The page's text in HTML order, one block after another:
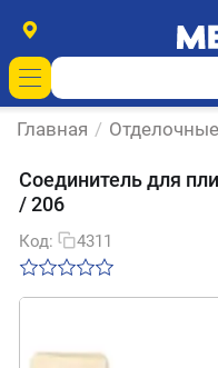
Главная /
Соединитель для
/ 206
Код: 4311